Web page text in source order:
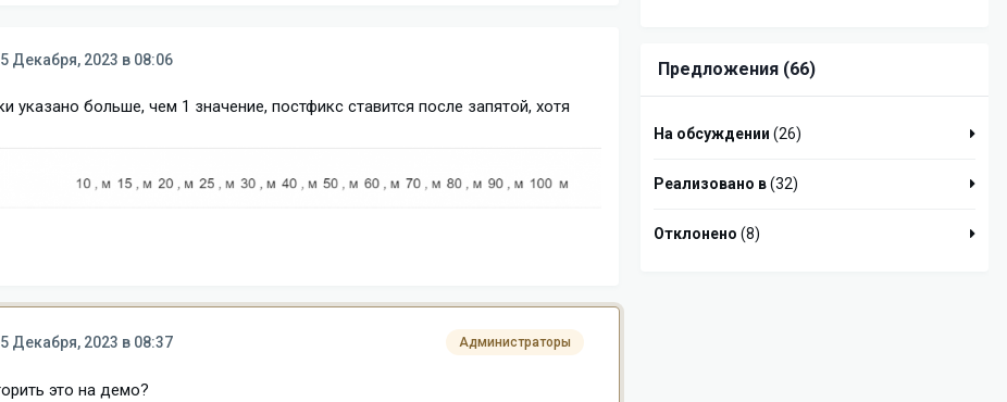
Декабря, 2023 в 08:06
указано больше, чем 1 значение, постфикс ставится после запятой, хотя
Администраторы
Декабря, 2023 в 08:37
это на демо?
Предложения (66)
На обсуждении (26)
Реализовано в(32)
Отклонено (8)